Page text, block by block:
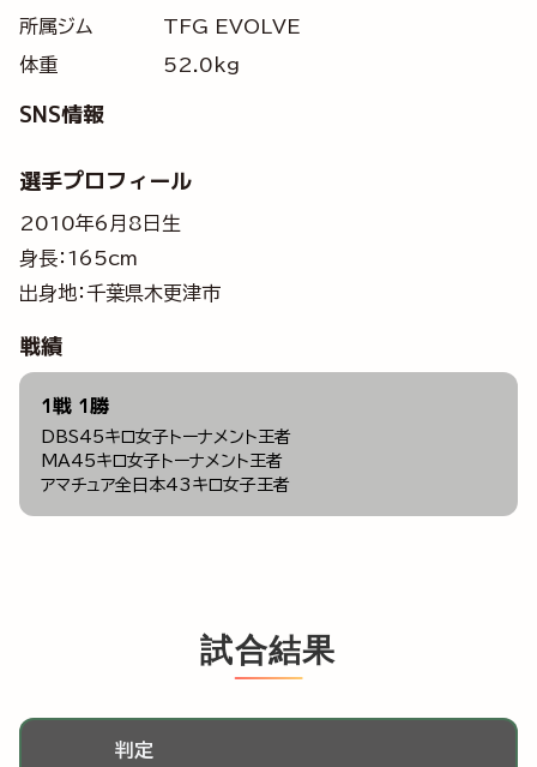
所属ジム
TFG EVOLVE
体重
52.0kg
SNS情報
選手プロフィール
2010年6月8日生
身長：165cm
出身地：千葉県木更津市
戦績
1戦 1勝
DBS45キロ女子トーナメント王者
MA45キロ女子トーナメント王者
アマチュア全日本43キロ女子王者
試合結果
判定